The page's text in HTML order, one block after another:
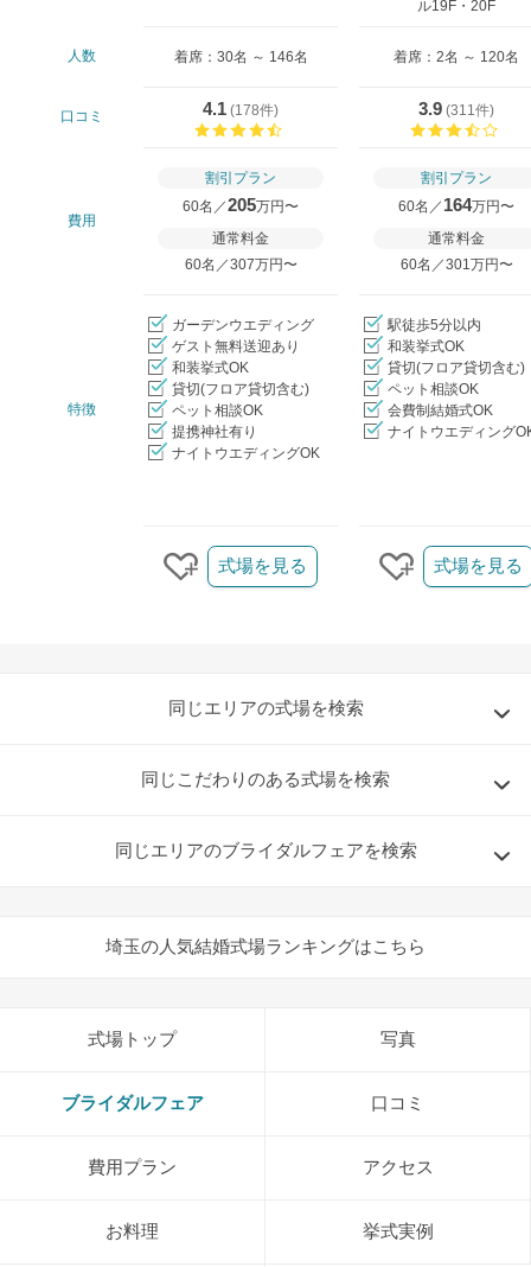
ル19F・20F
人数 着席：30名 ～ 146名 着席：2名 ～ 120名
口コミ 4.1 (178件)
3.9 (311件)
費用
割引プラン
60名／205万円〜
通常料金
60名／307万円〜
割引プラン
60名／ 164万円〜
通常料金
60名／301万円〜
特徴
ガーデンウエディング
ゲスト無料送迎あり
和装挙式OK
貸切(フロア貸切含む)
ペット相談OK
提携神社有り
ナイトウエディングOK
駅徒歩5分以内
和装挙式OK
貸切(フロア貸切含む)
ペット相談OK
会費制結婚式OK
ナイトウエディング
クリップする
式場を見る
クリップする
式場を見る
同じエリアの式場を検索
同じこだわりのある式場を検索
同じエリアのブライダルフェアを検索
埼玉の人気結婚式場ランキングはこちら
式場トップ 写真
ブライダルフェア 口コミ
費用プラン アクセス
お料理 挙式実例